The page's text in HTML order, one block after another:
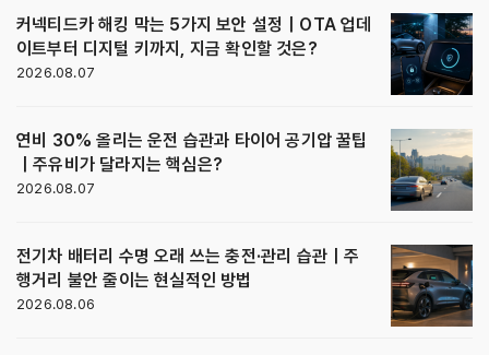
커넥티드카 해킹 막는 5가지 보안 설정｜OTA 업데
이트부터 디지털 키까지, 지금 확인할 것은?
2026.08.07
연비 30% 올리는 운전 습관과 타이어 공기압 꿀팁
｜주유비가 달라지는 핵심은?
2026.08.07
전기차 배터리 수명 오래 쓰는 충전·관리 습관｜주
행거리 불안 줄이는 현실적인 방법
2026.08.06